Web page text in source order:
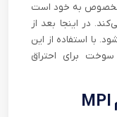
مخصوص به خود است
در اینجا بعد از
با استفاده از این
برای احتراق
MPI